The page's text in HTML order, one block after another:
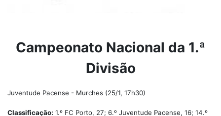
Campeonato Nacional da 1.ª
Divisão
Juventude Pacense - Murches (25/1, 17h30)
Classificação: 1.º FC Porto, 27; 6.º Juventude Pacense, 16; 14.º